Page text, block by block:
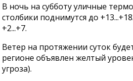
В ночь на субботу уличные
столбики поднимутся до
+2...+7.
Ветер на протяжении суток
регионе объявлен желтый
угроза).